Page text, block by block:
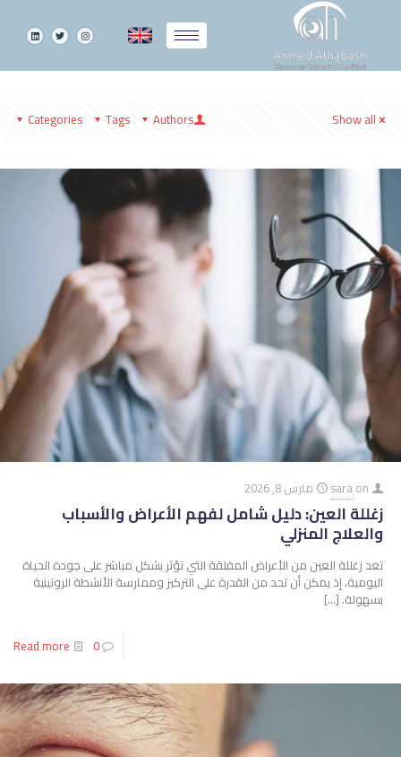
Categories Tags Authors Show all
saraon مارس 8, 2026
زغللة العين: دليل شامل لفهم الأعراض والأسباب
والعلاج المنزلي
تعد زغللة العين من الأعراض المقلقة التي تؤثر بشكل مباشر على جودة الحياة
اليومية، إذ يمكن أن تحد من القدرة على التركيز وممارسة الأنشطة الروتينية
بسهولة. […]
0
Read more